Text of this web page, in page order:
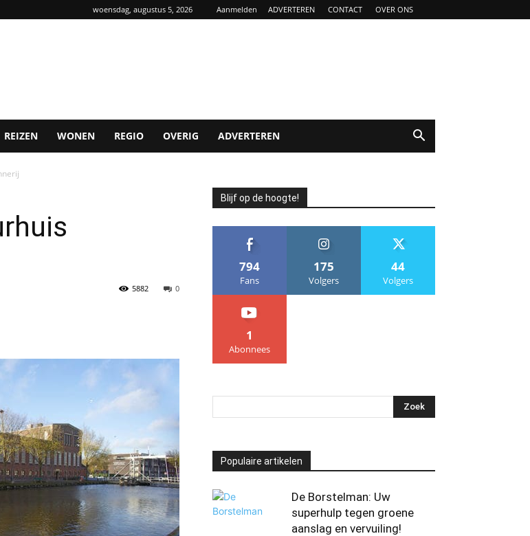
woensdag, augustus 5, 2026 Aanmelden ADVERTEREN CONTACT OVER ONS
REIZEN WONEN REGIO OVERIG ADVERTEREN
0
5882
Blijf op de hoogte!
794
Fans
175
Volgers
44
Volgers
1
Abonnees
Populaire artikelen
De Borstelman: Uw
superhulp tegen groene
aanslag en vervuiling!